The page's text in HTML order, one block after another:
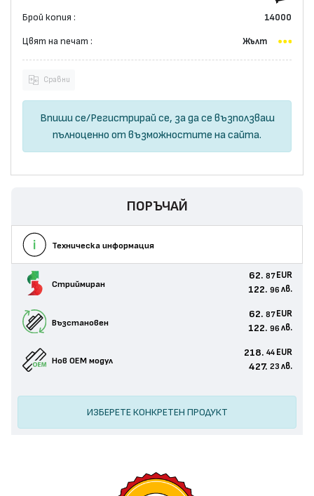
Брой копия : 14000
Цвят на печат : Жълт
Сравни
Впиши се/Регистрирай се, за да се възползваш
пълноценно от възможностите на сайта.
ПОРЪЧАЙ
Техническа информация
Стриймиран
62. 87 EUR
122. 96 лв.
Възстановен
62. 87 EUR
122. 96 лв.
Нов ОЕМ модул
218. 44 EUR
427. 23 лв.
ИЗБЕРЕТЕ КОНКРЕТЕН ПРОДУКТ